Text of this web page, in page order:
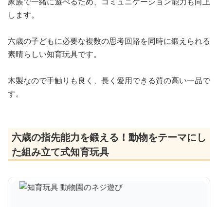
します。
六歳の子どもに必要な複数の思考回路を同時に鍛えられる
素晴らしい知育玩具です。
木製なので手触りも良く、長く愛用できる質の高い一品で
す。
六歳の指先能力を鍛える！動物をテーマにし
た組み立て式知育玩具